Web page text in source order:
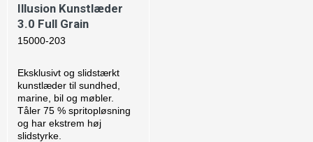
Illusion Kunstlæder
3.0 Full Grain
15000-203
Eksklusivt og slidstærkt
kunstlæder til sundhed,
marine, bil og møbler.
Tåler 75 % spritopløsning
og har ekstrem høj
slidstyrke.